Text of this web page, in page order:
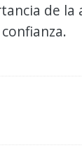
de la